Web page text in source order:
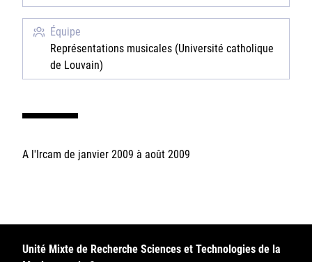
Ircam
CNRS
Rester informé
ÉquipesÉquipe
Représentations musicales (Université catholique
de Louvain)
A l'Ircam de janvier 2009 à août 2009
Unité Mixte de Recherche Sciences et Technologies de la